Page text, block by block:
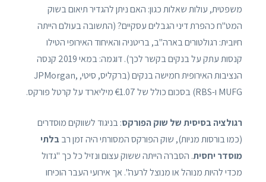
משפטית, עולות שאלות כגון: האם ניתן להגדיר תיאום בשוק
המט"ח כהפרת דיני הגבלים עסקיים? (התשובה בעולם הייתה
חיובית: רגולטורים בארה"ב, בריטניה והאיחוד האירופי הטילו
קנסות עתק על בנקים בקשר לכך). דוגמה: במאי 2019 קנסה
הנציבות האירופית חמישה בנקים (ברקליס, סיטי, JPMorgan,
MUFG ו-RBS) בסכום כולל של €1.07 מיליארד על קרטל פורקס.
רגולציה בסיסית של שוק הפורקס: בניגוד לשווקים מוסדרים
(כמו בורסות מניות), שוק הפורקס המסורתי היה זמן רבבלתי
מוסדר יחסית. הסברה הייתה ששוק עצום ונזיל כל כך "גדול
מכדי להיות מנוהל או מנוצל לרעה". אך אירועי העבר הוכיחו